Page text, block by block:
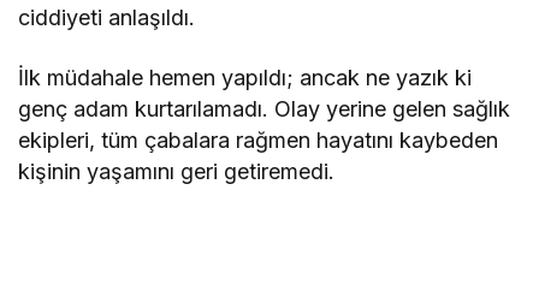
ciddiyeti anlaşıldı.
İlk müdahale hemen yapıldı; ancak ne yazık ki
genç adam kurtarılamadı. Olay yerine gelen sağlık
ekipleri, tüm çabalara rağmen hayatını kaybeden
kişinin yaşamını geri getiremedi.